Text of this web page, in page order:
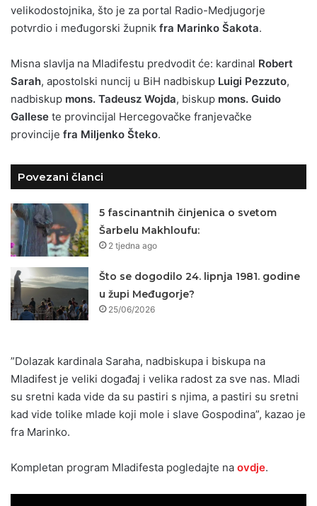
velikodostojnika, što je za portal Radio-Medjugorje
potvrdio i međugorski župnik fra Marinko Šakota.
Misna slavlja na Mladifestu predvodit će: kardinal Robert
Sarah, apostolski nuncij u BiH nadbiskup Luigi Pezzuto,
nadbiskup mons. Tadeusz Wojda, biskup mons. Guido
Gallese te provincijal Hercegovačke franjevačke
provincije fra Miljenko Šteko.
Povezani članci
5 fascinantnih činjenica o svetom
Šarbelu Makhloufu:
2 tjedna ago
Što se dogodilo 24. lipnja 1981. godine
u župi Međugorje?
25/06/2026
”Dolazak kardinala Saraha, nadbiskupa i biskupa na
Mladifest je veliki događaj i velika radost za sve nas. Mladi
su sretni kada vide da su pastiri s njima, a pastiri su sretni
kad vide tolike mlade koji mole i slave Gospodina”, kazao je
fra Marinko.
Kompletan program Mladifesta pogledajte na ovdje.